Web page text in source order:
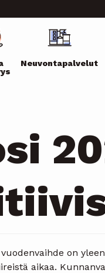
Neuvontapalvelut
on
aikaa.